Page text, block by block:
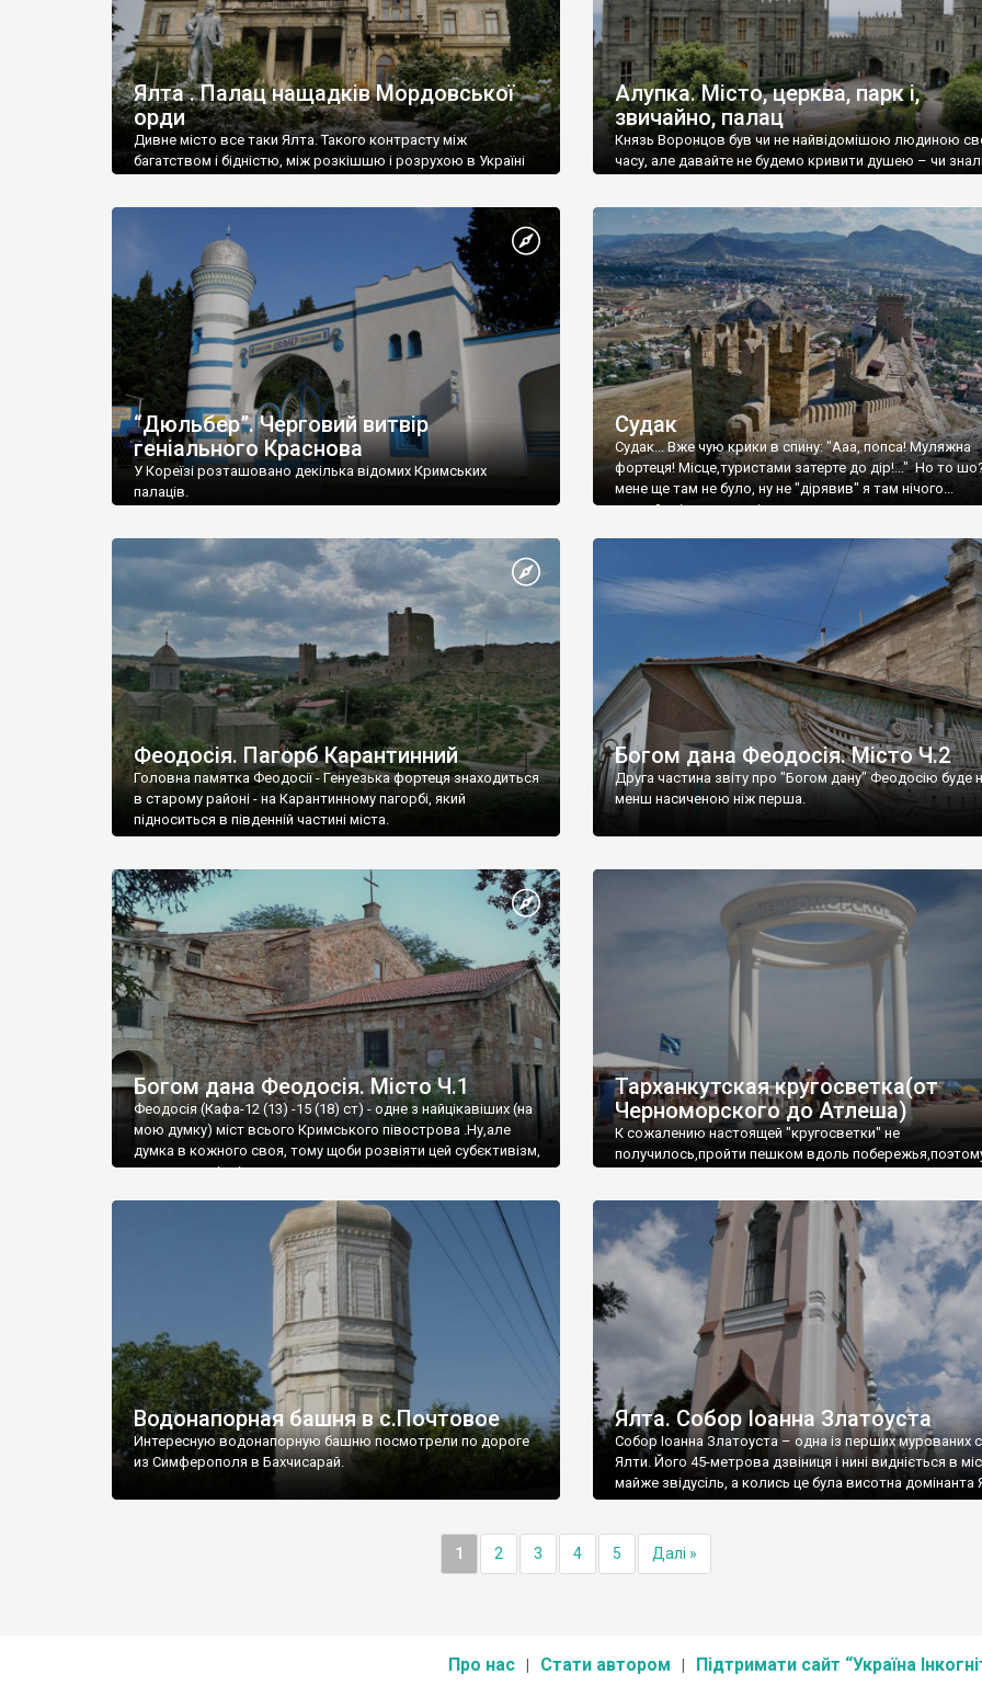
Ялта . Палац нащадків Мордовської
орди
Дивне місто все таки Ялта. Такого контрасту між
багатством і бідністю, між розкішшю і розрухою в Україні
Алупка. Місто, церква, парк і,
звичайно, палац
Князь Воронцов був чи не найвідомішою людиною
часу, але давайте не будемо кривити душею – чи
“Дюльбер”. Черговий витвір
геніального Краснова
У Кореїзі розташовано декілька відомих Кримських
палаців.
Судак
Судак... Вже чую крики в спину: "Ааа, попса! Муляжна
фортеця! Місце,туристами затерте до дір!..." Но то
мене ще там не було, ну не "дірявив" я там нічого...
принаймні до цього літа.
Феодосія. Пагорб Карантинний
Головна памятка Феодосії - Генуезька фортеця знаходиться
в старому районі - на Карантинному пагорбі, який
підноситься в південній частині міста.
Богом дана Феодосія. Місто Ч.2
Друга частина звіту про "Богом дану" Феодосію буде
менш насиченою ніж перша.
Богом дана Феодосія. Місто Ч.1
Феодосія (Кафа-12 (13) -15 (18) ст) - одне з найцікавіших (на
мою думку) міст всього Кримського півострова .Ну,але
думка в кожного своя, тому щоби розвіяти цей субєктивізм,
запрошую відвідати це
Тарханкутская кругосветка(от
Черноморского до Атлеша)
К сожалению настоящей "кругосветки" не
получилось,пройти пешком вдоль
Водонапорная башня в с.Почтовое
Интересную водонапорную башню посмотрели по дороге
из Симферополя в Бахчисарай.
Ялта. Собор Іоанна Златоуста
Собор Іоанна Златоуста – одна із перших мурованих
Ялти. Його 45-метрова дзвіниця і нині видніється в
майже звідусіль, а колись це була висотна домінанта
1 2 3 4 5 Далі »
Про нас Стати автором Підтримати сайт “Україна